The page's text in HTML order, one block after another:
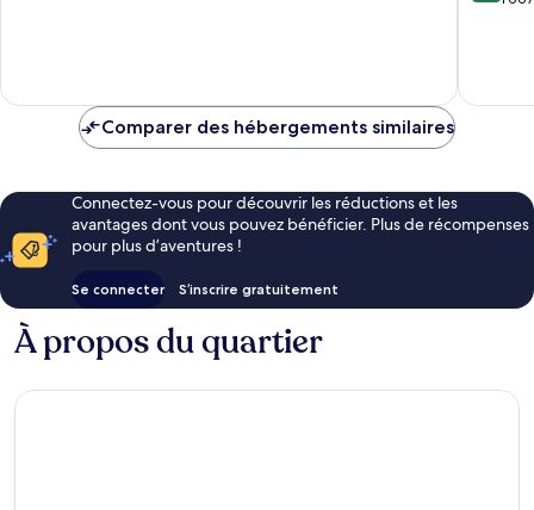
Comparer des hébergements similaires
Connectez-vous pour découvrir les réductions et les
avantages dont vous pouvez bénéficier. Plus de récompenses
pour plus d’aventures !
Se connecter S’inscrire gratuitement
À propos du quartier